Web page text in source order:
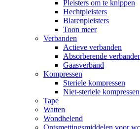
Pleisters om te knippen
Hechtpleisters
Blarenpleisters
Toon meer
Verbanden
Actieve verbanden
Absorberende
Gaasverband
Kompressen
Steriele kompressen
Niet-steriele kompressen
Tape
Watten
Wondhelend
Ontsmettingsmiddelen voor